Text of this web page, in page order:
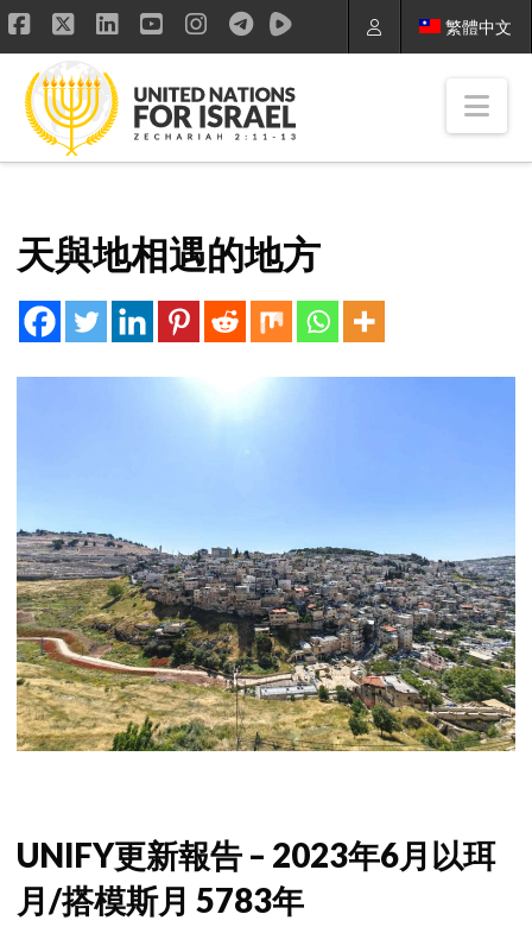
繁體中文
Facebook
X LinkedIn
YouTube
Instagram
天與地相遇的地方
UNIFY更新報告 – 2023年6月以珥
月/搭模斯月 5783年